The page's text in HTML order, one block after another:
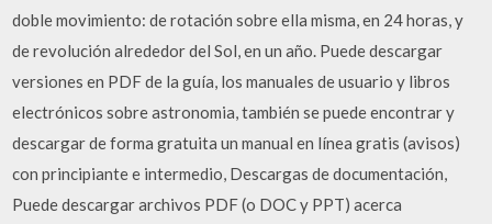
doble movimiento: de rotación sobre ella misma, en 24 horas, y
de revolución alrededor del Sol, en un año. Puede descargar
versiones en PDF de la guía, los manuales de usuario y libros
electrónicos sobre astronomia, también se puede encontrar y
descargar de forma gratuita un manual en línea gratis (avisos)
con principiante e intermedio, Descargas de documentación,
Puede descargar archivos PDF (o DOC y PPT) acerca